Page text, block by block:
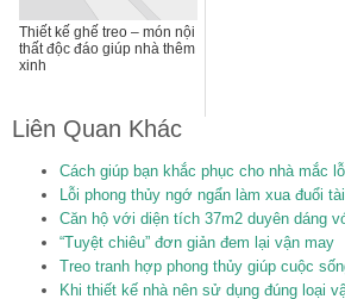
Thiết kế ghế treo – món nội
thất độc đáo giúp nhà thêm
xinh
Liên Quan Khác
Cách giúp bạn khắc phục cho nhà mắc
Lỗi phong thủy ngớ ngẩn làm xua đuổi
Căn hộ với diện tích 37m2 duyên dáng
“Tuyệt chiêu” đơn giản đem lại vận may
Treo tranh hợp phong thủy giúp cuộc
Khi thiết kế nhà nên sử dụng đúng loại